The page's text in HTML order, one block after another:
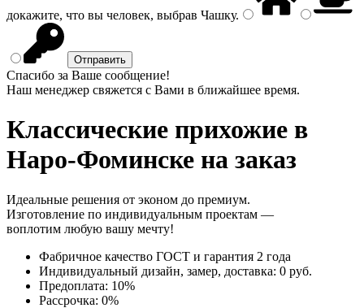
докажите, что вы человек, выбрав Чашку.
Спасибо за Ваше сообщение!
Наш менеджер свяжется с Вами в ближайшее время.
Классические прихожие в
Наро-Фоминске на заказ
Идеальные решения от эконом до премиум.
Изготовление по индивидуальным проектам —
воплотим любую вашу мечту!
Фабричное качество ГОСТ и гарантия 2 года
Индивидуальный дизайн, замер, доставка: 0 руб.
Предоплата: 10%
Рассрочка: 0%